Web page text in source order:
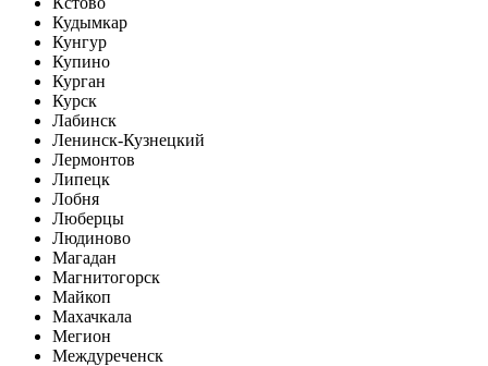
Кудымкар
Кунгур
Купино
Курган
Курск
Лабинск
Ленинск-Кузнецкий
Лермонтов
Липецк
Лобня
Люберцы
Людиново
Магадан
Магнитогорск
Майкоп
Махачкала
Мегион
Междуреченск